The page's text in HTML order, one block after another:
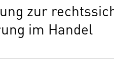
zur
im Handel